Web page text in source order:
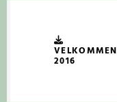
VELKOMMEN
2016